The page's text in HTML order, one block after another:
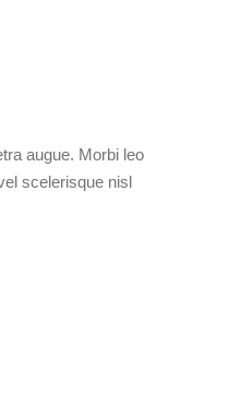
augue. Morbi leo
scelerisque nisl